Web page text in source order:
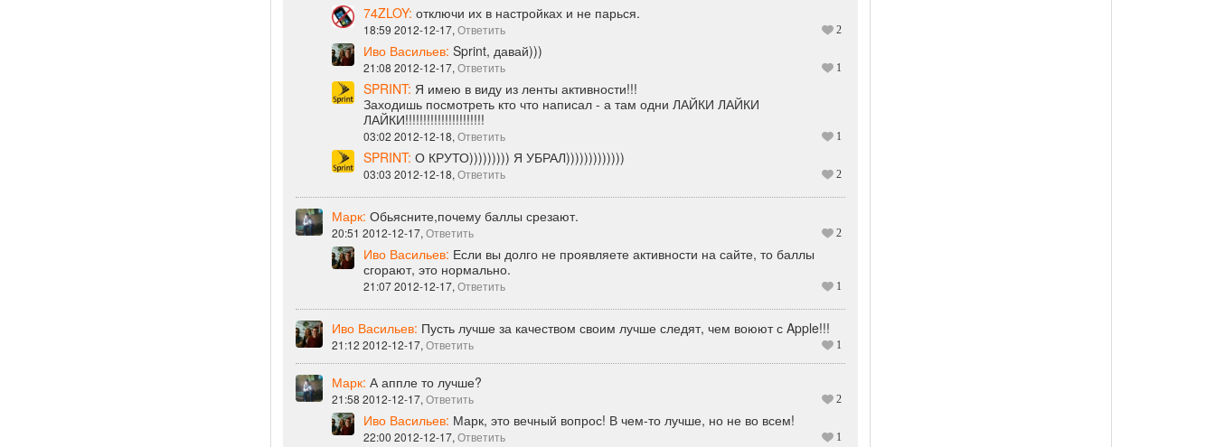
74ZLOY: отключи их в настройках и не парься.
2
18:59 2012-12-17, Ответить
Иво Васильев: Sprint, давай)))
1
21:08 2012-12-17, Ответить
SPRINT: Я имею в виду из ленты активности!!!
Заходишь посмотреть кто что написал - а там одни ЛАЙКИ ЛАЙКИ
ЛАЙКИ!!!!!!!!!!!!!!!!!!!!!!
1
03:02 2012-12-18, Ответить
SPRINT: О КРУТО))))))))) Я УБРАЛ)))))))))))))
2
03:03 2012-12-18, Ответить
Марк: Обьясните,почему баллы срезают.
2
20:51 2012-12-17, Ответить
Иво Васильев: Если вы долго не проявляете активности на сайте, то баллы
сгорают, это нормально.
1
21:07 2012-12-17, Ответить
Иво Васильев: Пусть лучше за качеством своим лучше следят, чем воюют с Apple!!!
1
21:12 2012-12-17, Ответить
Марк: А аппле то лучше?
2
21:58 2012-12-17, Ответить
Иво Васильев: Марк, это вечный вопрос! В чем-то лучше, но не во всем!
1
22:00 2012-12-17, Ответить